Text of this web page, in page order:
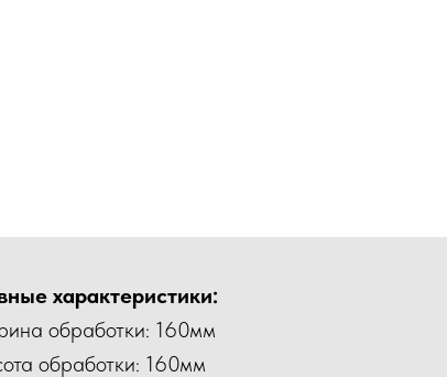
характеристики:
обработки: 160мм
обработки: 160мм